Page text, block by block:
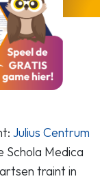
Julius Centrum
Schola Medica
traint in